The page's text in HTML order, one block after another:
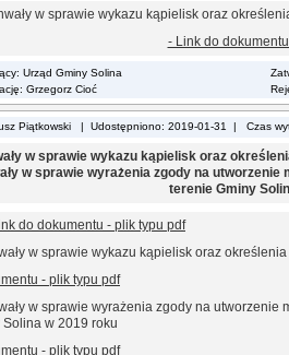
w sprawie wykazu kąpielisk oraz
- Link do
Urząd Gminy Solina
Grzegorz Cioć
Piątkowski | Udostępniono: 2019-01-31 | Czas
w sprawie wykazu kąpielisk oraz
w sprawie wyrażenia zgody na
terenie Gminy
do dokumentu - plik typu pdf
w sprawie wykazu kąpielisk oraz
- plik typu pdf
w sprawie wyrażenia zgody na
w 2019 roku
- plik typu pdf